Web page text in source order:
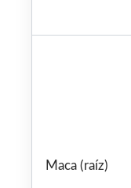
Maca (raíz)